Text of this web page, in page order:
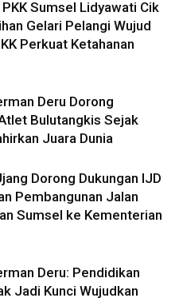
Sumsel Lidyawati Cik
Gelari Pelangi Wujud
Perkuat Ketahanan
Deru Dorong
Bulutangkis Sejak
Juara Dunia
Dorong Dukungan IJD
Pembangunan Jalan
Sumsel ke Kementerian
Deru: Pendidikan
Jadi Kunci Wujudkan